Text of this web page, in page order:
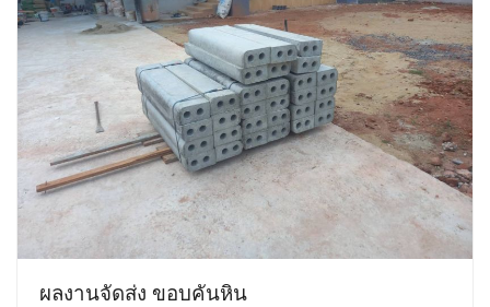
ผลงานจัดส่ง ขอบคันหิน